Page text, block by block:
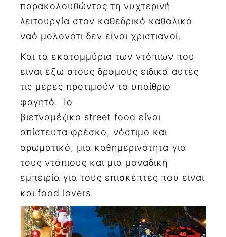
παρακολουθώντας τη νυχτερινή
λειτουργία στον καθεδρικό καθολικό
ναό μολονότι δεν είναι χριστιανοί.
Και τα εκατομμύρια των ντόπιων που
είναι έξω στους δρόμους ειδικά αυτές
τις μέρες προτιμούν το υπαίθριο
φαγητό. Το
βιετναμέζικο street food είναι
απίστευτα φρέσκο, νόστιμο και
αρωματικό, μια καθημερινότητα για
τους ντόπιους και μια μοναδική
εμπειρία για τους επισκέπτες που είναι
και food lovers.